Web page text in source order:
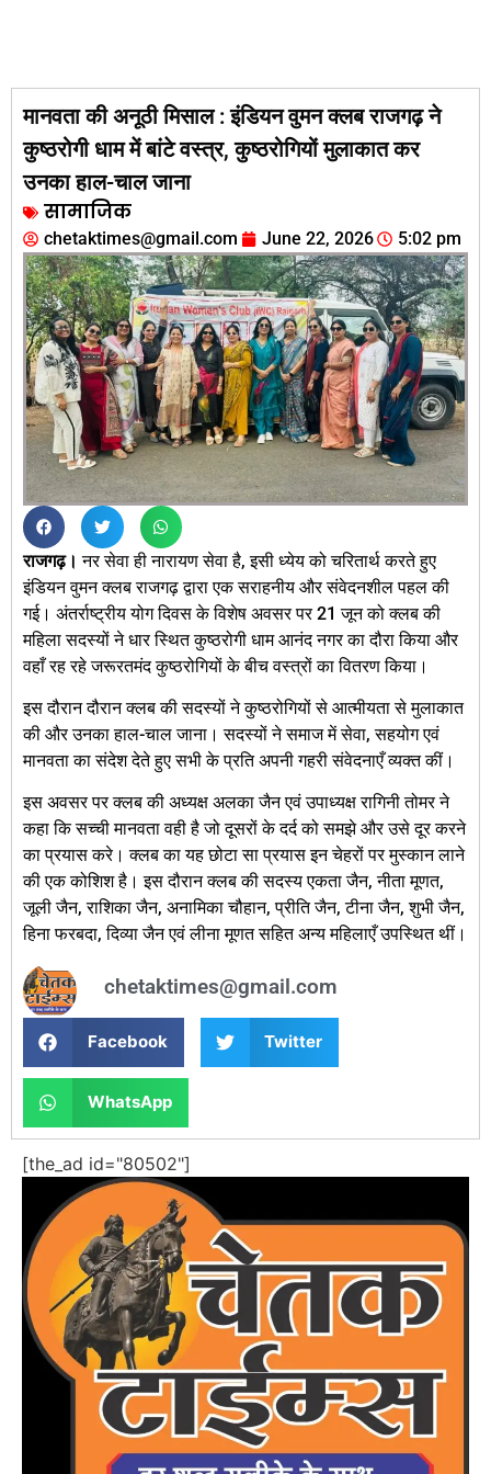
मानवता की अनूठी मिसाल : इंडियन वुमन क्लब राजगढ़ ने
कुष्ठरोगी धाम में बांटे वस्त्र, कुष्ठरोगियों मुलाकात कर
उनका हाल-चाल जाना
सामाजिक
chetaktimes@gmail.com June 22, 2026 5:02 pm
​राजगढ़।नर सेवा ही नारायण सेवा है, इसी ध्येय को चरितार्थ करते हुए
इंडियन वुमन क्लब राजगढ़ द्वारा एक सराहनीय और संवेदनशील पहल की
गई। अंतर्राष्ट्रीय योग दिवस के विशेष अवसर पर 21 जून को क्लब की
महिला सदस्यों ने धार स्थित कुष्ठरोगी धाम आनंद नगर का दौरा किया और
वहाँ रह रहे जरूरतमंद कुष्ठरोगियों के बीच वस्त्रों का वितरण किया।
​इस दौरान दौरान क्लब की सदस्यों ने कुष्ठरोगियों से आत्मीयता से मुलाकात
की और उनका हाल-चाल जाना। सदस्यों ने समाज में सेवा, सहयोग एवं
मानवता का संदेश देते हुए सभी के प्रति अपनी गहरी संवेदनाएँ व्यक्त कीं।
इस अवसर पर क्लब की अध्यक्ष अलका जैन एवं उपाध्यक्ष रागिनी तोमर ने
कहा कि ​सच्ची मानवता वही है जो दूसरों के दर्द को समझे और उसे दूर करने
का प्रयास करे। क्लब का यह छोटा सा प्रयास इन चेहरों पर मुस्कान लाने
की एक कोशिश है। इस दौरान क्लब की सदस्य एकता जैन, नीता मूणत,
जूली जैन, राशिका जैन, अनामिका चौहान, प्रीति जैन, टीना जैन, शुभी जैन,
हिना फरबदा, दिव्या जैन एवं लीना मूणत सहित अन्य महिलाएँ उपस्थित थीं।
chetaktimes@gmail.com
Facebook Twitter
WhatsApp
[the_ad id="80502"]